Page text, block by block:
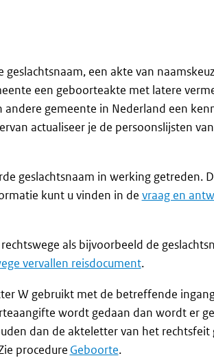
een akte van
een geboorteakte met latere
gemeente in Nederland een
actualiseer je de persoonslijsten
geslachtsnaam in werking getreden.
kunt u vinden in de vraag en
als bijvoorbeeld de
vervallen reisdocument.
W gebruikt met de betreffende
wordt gedaan dan wordt er
dan de akteletter van het rechtsfeit
procedure Geboorte.